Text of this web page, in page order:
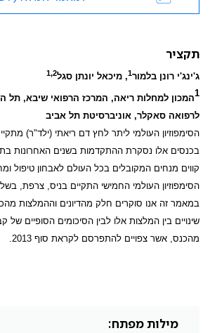
תקציר
ג'ינג'י רונן בלמור1, מיכאל יונתן סגל1,2
1המכון למחלות ריאה, המרכז הרפואי שיבא, תל
לרפואה סאקלר, אוניברסיטת תל אביב
הסימפוזיון העולמי ליתר לחץ דם ריאתי (ילד"ר)
בכנסים אלו נסקרת ההתקדמות בשנים האחרונות
קווים מנחים המקובלים בכל העולם לאבחון טיפול
במאמר זה אנו סוקרים חלק מהדיונים וההמלצות
שינויים בין המלצות אלו לבין הסיכומים הסופיים של
מהכנס, אשר צפויים להתפרסם לקראת סוף 2013.
מילות מפתח: